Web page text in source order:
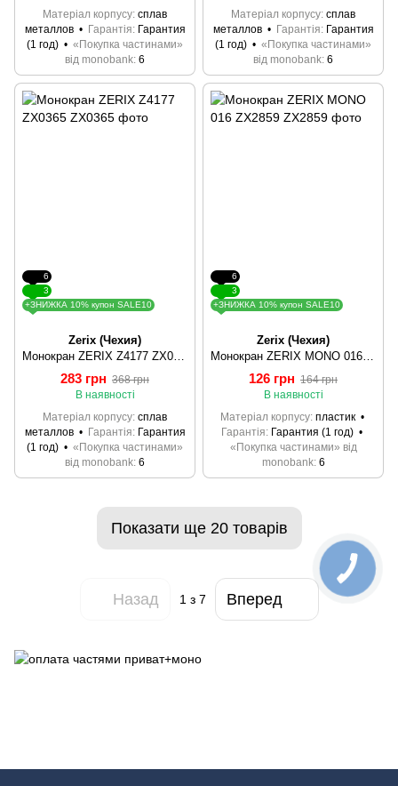
Матеріал корпусу сплав
металлов
Гарантія
Гарантия
(1 год)
«Покупка частинами»
від monobank 6
Матеріал корпусу сплав
металлов
Гарантія
Гарантия
(1 год)
«Покупка частинами»
від monobank 6
6
3
+ЗНИЖКА 10% купон SALE10
Zerix (Чехия)
Монокран ZERIX Z4177 ZX0365
283 грн 368 грн
В наявності
Матеріал корпусу сплав
металлов
Гарантія
Гарантия
(1 год)
«Покупка частинами»
від monobank 6
6
3
+ЗНИЖКА 10% купон SALE10
Zerix (Чехия)
Монокран ZERIX MONO 016 ZX2859
126 грн 164 грн
В наявності
Матеріал корпусу пластик
Гарантія
Гарантия (1 год)
«Покупка частинами» від
monobank 6
Показати ще 20 товарів
Назад 1 з 7 Вперед